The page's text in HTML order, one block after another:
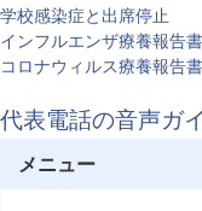
学校感染症と出席停止
インフルエンザ療養報告書
コロナウィルス療養報告書
代表電話の音声ガ
メニュー